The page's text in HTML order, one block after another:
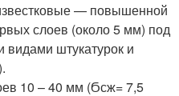
— повышенной
слоев (около 5 мм) под
штукатурок и
10 – 40 мм (Ϭсж= 7,5